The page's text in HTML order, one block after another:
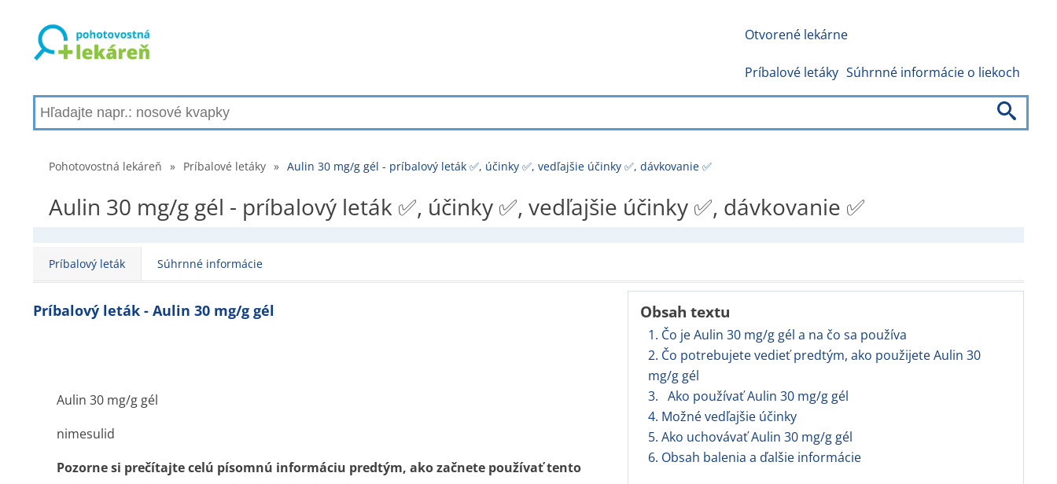
Otvorené lekárne
Príbalové letáky Súhrnné informácie o liekoch
Pohotovostná lekáreň » Príbalové letáky » Aulin 30 mg/g gél - príbalový leták ✅, účinky ✅, vedľajšie účinky ✅, dávkovanie ✅
Aulin 30 mg/g gél - príbalový leták ✅, účinky ✅, vedľajšie účinky ✅, dávkovanie ✅
Príbalový leták Súhrnné informácie
Obsah textu
1. Čo je Aulin 30 mg/g gél a na čo sa používa
2. Čo potrebujete vedieť predtým, ako použijete Aulin 30
mg/g gél
3. Ako používať Aulin 30 mg/g gél
4. Možné vedľajšie účinky
5. Ako uchovávať Aulin 30 mg/g gél
6. Obsah balenia a ďalšie informácie
Príbalový leták - Aulin 30 mg/g gél
Aulin 30 mg/g gél
nimesulid
Pozorne si prečítajte celú písomnú informáciu predtým, ako začnete používať tento